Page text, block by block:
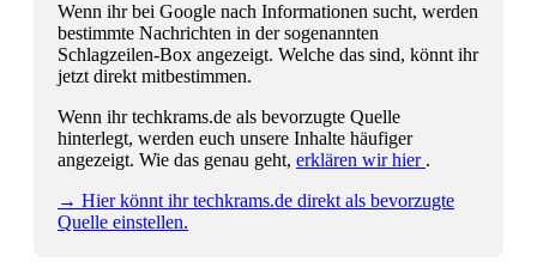
Wenn ihr bei Google nach Informationen sucht, werden
bestimmte Nachrichten in der sogenannten
Schlagzeilen-Box angezeigt. Welche das sind, könnt ihr
jetzt direkt mitbestimmen.
Wenn ihr techkrams.de als bevorzugte Quelle
hinterlegt, werden euch unsere Inhalte häufiger
angezeigt. Wie das genau geht, erklären wir hier .
→ Hier könnt ihr techkrams.de direkt als bevorzugte
Quelle einstellen.